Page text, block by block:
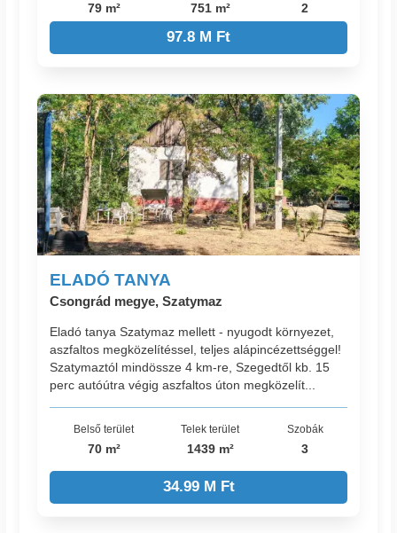
79 m² 751 m² 2
97.8 M Ft
ELADÓ TANYA
Csongrád megye, Szatymaz
Eladó tanya Szatymaz mellett - nyugodt környezet,
aszfaltos megközelítéssel, teljes alápincézettséggel!
Szatymaztól mindössze 4 km-re, Szegedtől kb. 15
perc autóútra végig aszfaltos úton megközelít...
Belső terület
70 m²
Telek terület
1439 m²
Szobák
3
34.99 M Ft